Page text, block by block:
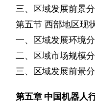
三、区域发展前景
第五节 西部地区现
一、区域发展环境
二、区域市场规模
三、区域发展前景
第五章 中国机器人